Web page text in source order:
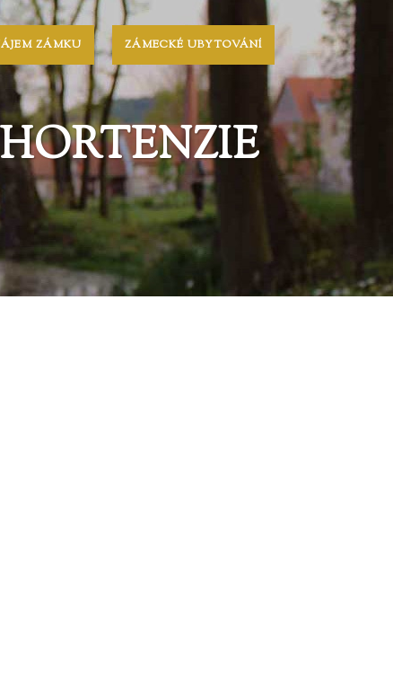
ZÁMKU ZÁMECKÉ UBYTOVÁNÍ